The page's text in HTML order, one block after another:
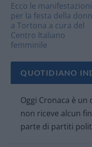
Ecco le manifestazioni
per la festa della
a Tortona a cura del
Centro Italiano
femminile
QUOTIDIANO
Oggi Cronaca è
non riceve alcun
parte di partiti